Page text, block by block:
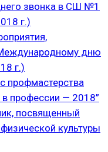
звонка в СШ №1
г.)
дню
г.)
профмастерства
профессии — 2018”
посвященный
культуры